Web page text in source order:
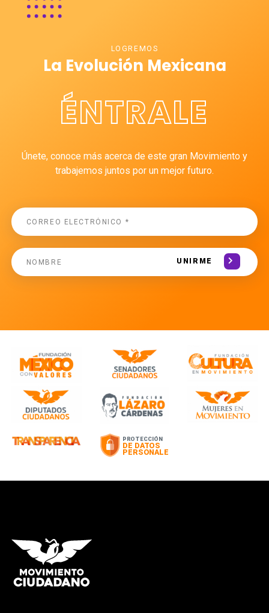
LOGREMOS
La Evolución Mexicana
ÉNTRALE
Únete, conoce más acerca de este gran Movimiento y
trabajemos juntos por un mejor futuro.
UNIRME